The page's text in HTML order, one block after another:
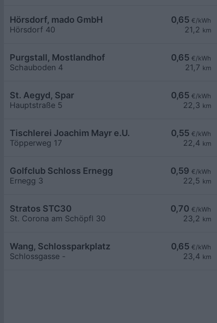
0,65 €/kWh
21,2 km
Hörsdorf, mado GmbH
Hörsdorf 40
0,65 €/kWh
21,7 km
Purgstall, Mostlandhof
Schauboden 4
0,65 €/kWh
22,3 km
St. Aegyd, Spar
Hauptstraße 5
0,55 €/kWh
22,4 km
Tischlerei Joachim Mayr e.U.
Töpperweg 17
0,59 €/kWh
22,5 km
Golfclub Schloss Ernegg
Ernegg 3
0,70 €/kWh
23,2 km
Stratos STC30
St. Corona am Schöpfl 30
0,65 €/kWh
23,4 km
Wang, Schlossparkplatz
Schlossgasse -